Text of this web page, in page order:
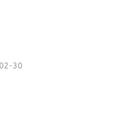
30